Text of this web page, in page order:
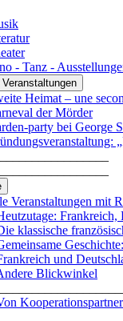
- Tanz -
Heimat – une
der Mörder
party bei George
Veranstaltungen mit
Frankreich,
klassische
und
Blickwinkel